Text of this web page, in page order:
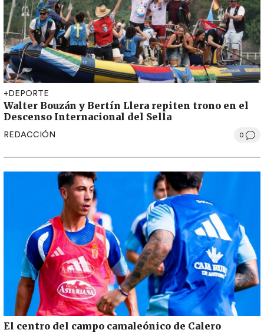
+DEPORTE
Walter Bouzán y Bertín Llera repiten trono en el
Descenso Internacional del Sella
REDACCIÓN 0
El centro del campo camaleónico de Calero